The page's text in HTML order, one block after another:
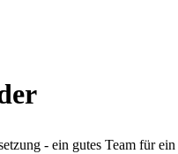
- ein gutes Team für